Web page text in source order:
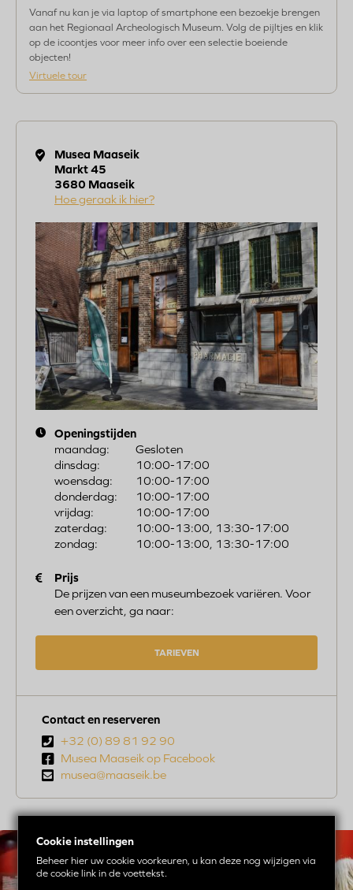
Vanaf nu kan je via laptop of smartphone een bezoekje brengen
aan het Regionaal Archeologisch Museum. Volg de pijltjes en klik
op de icoontjes voor meer info over een selectie boeiende
objecten!
Virtuele tour
Musea Maaseik
Markt45
3680 Maaseik
Hoe geraak ik hier?
Image
Openingstijden
maandag:
Gesloten
dinsdag:
10:00-17:00
woensdag:
10:00-17:00
donderdag:
10:00-17:00
vrijdag:
10:00-17:00
zaterdag:
10:00-13:00, 13:30-17:00
zondag:
10:00-13:00, 13:30-17:00
Prijs
De prijzen van een museumbezoek variëren. Voor
een overzicht, ga naar:
TARIEVEN
Contact en reserveren
Telefoon
nummer+32 (0) 89 81 92 90
Musea Maaseik op Facebook
Emailmusea@maaseik.be
Cookie instellingen
Beheer hier uw cookie voorkeuren, u kan deze nog wijzigen via
de cookie link in de voettekst.